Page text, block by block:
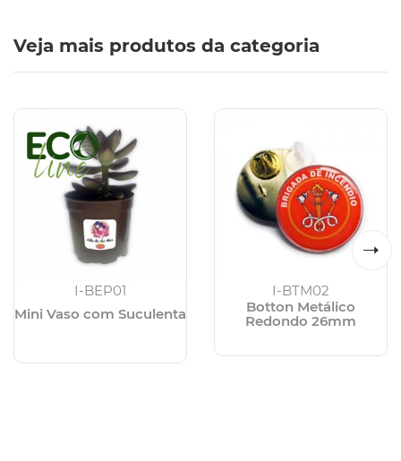
Veja mais produtos da categoria
I-BEP01
Mini Vaso com Suculenta
I-BTM02
Botton Metálico
Redondo 26mm